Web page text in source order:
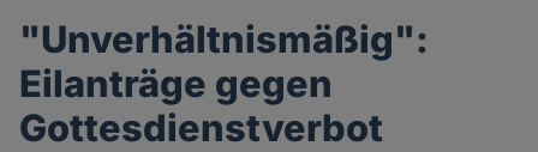
"Unverhältnismäßig":
Eilanträge gegen
Gottesdienstverbot